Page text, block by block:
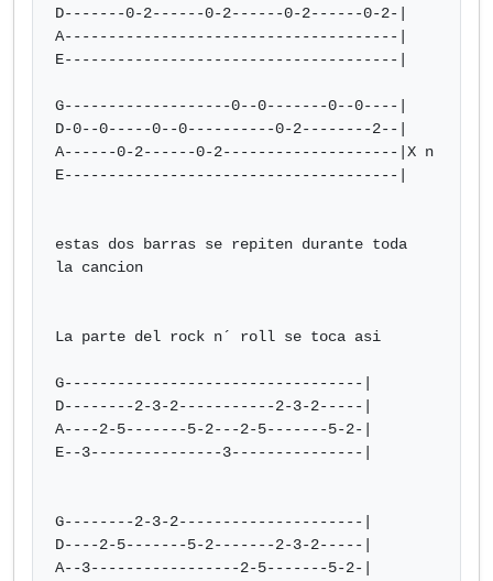
D-------0-2------0-2------0-2------0-2-|
A--------------------------------------|
E--------------------------------------|
G-------------------0--0-------0--0----|
D-0--0-----0--0----------0-2--------2--|
A------0-2------0-2--------------------|X n
E--------------------------------------|
estas dos barras se repiten durante toda
la cancion
La parte del rock n´ roll se toca asi
G----------------------------------|
D--------2-3-2-----------2-3-2-----|
A----2-5-------5-2---2-5-------5-2-|
E--3---------------3---------------|
G--------2-3-2---------------------|
D----2-5-------5-2-------2-3-2-----|
A--3-----------------2-5-------5-2-|